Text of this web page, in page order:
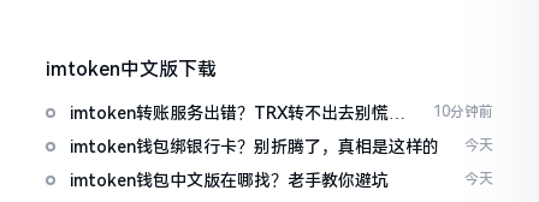
imtoken中文版下载
imtoken转账服务出错？TRX转不出去别慌，
这几招试试
10分钟前
imtoken钱包绑银行卡？别折腾了，真相是这样的 今天
imtoken钱包中文版在哪找？老手教你避坑 今天